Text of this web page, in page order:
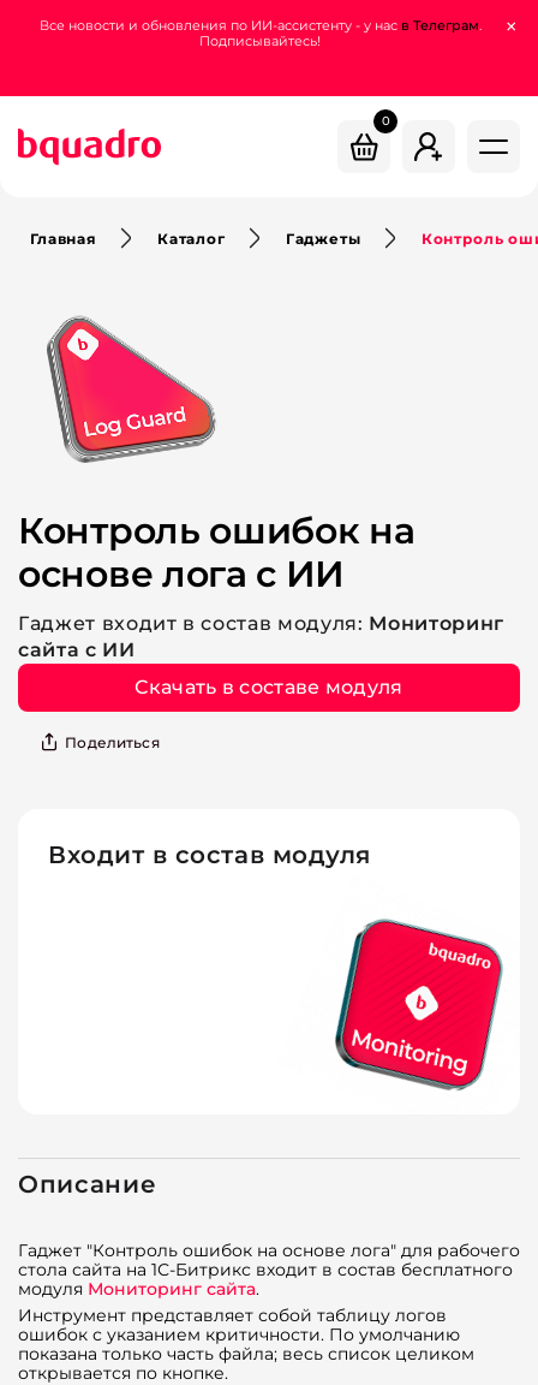
×
Все новости и обновления по ИИ-ассистенту - у нас в Телеграм.
Подписывайтесь!
0
Главная Каталог Гаджеты Контроль
Контроль ошибок на
основе лога с ИИ
Гаджет входит в состав модуля: Мониторинг
сайта с ИИ
Скачать в составе модуля
Поделиться
Входит в состав модуля
Описание
Гаджет "Контроль ошибок на основе лога" для рабочего
стола сайта на 1С-Битрикс входит в состав бесплатного
модуля Мониторинг сайта.
Инструмент представляет собой таблицу логов
ошибок с указанием критичности. По умолчанию
показана только часть файла; весь список целиком
открывается по кнопке.